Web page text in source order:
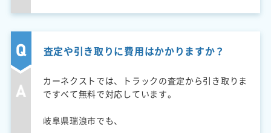
査定や引き取りに費用はかかりますか？
カーネクストでは、トラックの査定から引き取りま
ですべて無料で対応しています。
岐阜県瑞浪市でも、